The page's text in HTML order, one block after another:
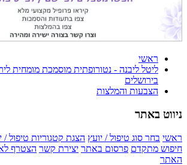
ראשי
ליטל ליבנה - נטורופתית מוסמכת מומחית
בירושלים
הצבעות והמלצות
ניווט באתר
ראשי בחר סוג טיפול / יועץ הצגת קטגוריות טיפול /
חיפוש מתקדם פרסום באתר יצירת קשר הצטרף
האתר